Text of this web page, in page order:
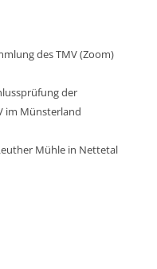
des TMV (Zoom)
der
im Münsterland
Mühle in Nettetal